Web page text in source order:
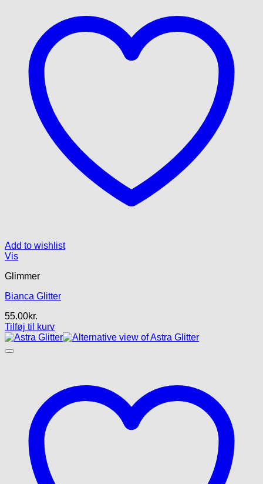
Add to wishlist
Vis
Glimmer
Bianca Glitter
55.00kr.
Tilføj til kurv